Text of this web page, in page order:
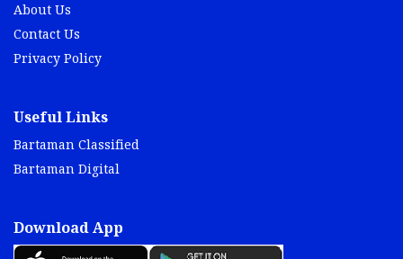
About Us
Contact Us
Privacy Policy
Useful Links
Bartaman Classified
Bartaman Digital
Download App